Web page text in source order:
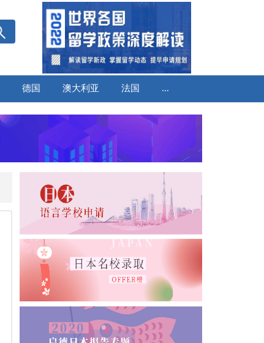
德国 澳大利亚 法国 ...